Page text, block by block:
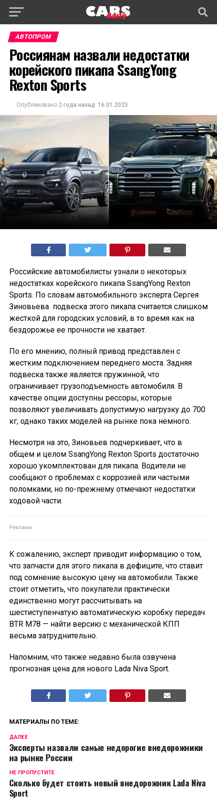
АВТОПРОМ
Россиянам назвали недостатки
корейского пикапа SsangYong
Rexton Sports
Опубликовано 2 года назад 16.01.2025
Российские автомобилисты узнали о некоторых
недостатках корейского пикапа SsangYong Rexton
Sports. По словам автомобильного эксперта Сергея
Зиновьева подвеска этого пикапа считается слишком
жесткой для городских условий, в то время как на
бездорожье ее прочности не хватает.
По его мнению, полный привод представлен с
жестким подключением переднего моста. Задняя
подвеска также является пружинной, что
ограничивает грузоподъемность автомобиля. В
качестве опции доступны рессоры, которые
позволяют увеличивать допустимую нагрузку до 700
кг, однако таких моделей на рынке пока немного.
Несмотря на это, Зиновьев подчеркивает, что в
общем и целом SsangYong Rexton Sports достаточно
хорошо укомплектован для пикапа. Водители не
сообщают о проблемах с коррозией или частыми
поломками, но по-прежнему отмечают недостатки
ходовой части.
К сожалению, эксперт приводит информацию о том,
что запчасти для этого пикапа в дефиците, что ставит
под сомнение высокую цену на автомобили. Также
стоит отметить, что покупатели практически
единственно могут рассчитывать на
шестиступенчатую автоматическую коробку передач
BTR M78 — найти версию с механической КПП
весьма затруднительно.
Напомним, что также недавно была озвучена
прогнозная цена для нового Lada Niva Sport.
МАТЕРИАЛЫ ПО ТЕМЕ:
ДАЛЕЕ
Эксперты назвали самые недорогие внедорожники
на рынке России
НЕ ПРОПУСТИТЕ
Сколько будет стоить новый внедорожник Lada Niva
Sport